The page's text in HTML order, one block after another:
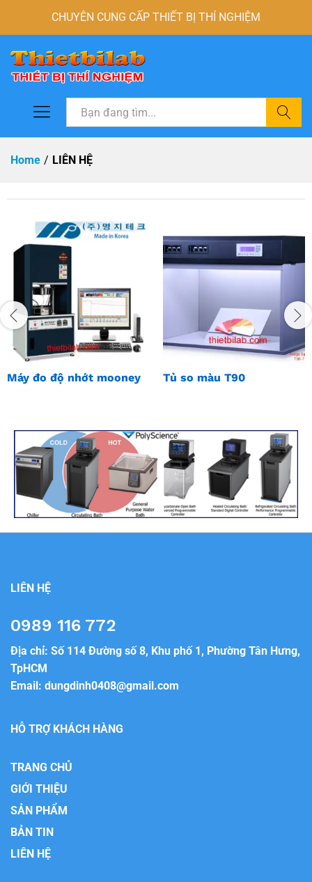
CHUYÊN CUNG CẤP THIẾT BỊ THÍ NGHIỆM
Tìm
Home / LIÊN HỆ
Máy đo độ nhớt mooney Tủ so màu T90
LIÊN HỆ
0989 116 772
Địa chỉ: Số 114 Đường số 8, Khu phố 1, Phường Tân Hưng,
TpHCM
Email: dungdinh0408@gmail.com
HỖ TRỢ KHÁCH HÀNG
TRANG CHỦ
GIỚI THIỆU
SẢN PHẨM
BẢN TIN
LIÊN HỆ